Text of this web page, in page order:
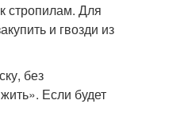
стропилам. Для
и гвозди из
без
Если будет